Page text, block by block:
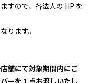
すので、各法人の HP を
ります。
舗にて対象期間内にご
ーを 1 点お渡しいたし